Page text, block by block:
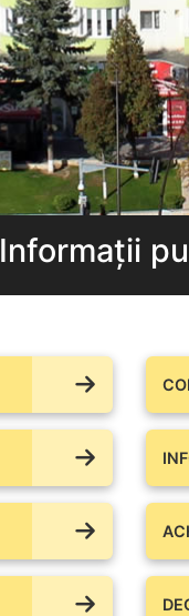
Informații